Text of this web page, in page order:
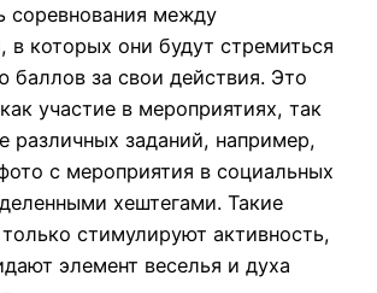
соревнования между
в которых они будут стремиться
баллов за свои действия. Это
участие в мероприятиях, так
различных заданий, например,
с мероприятия в социальных
хештегами. Такие
стимулируют активность,
элемент веселья и духа